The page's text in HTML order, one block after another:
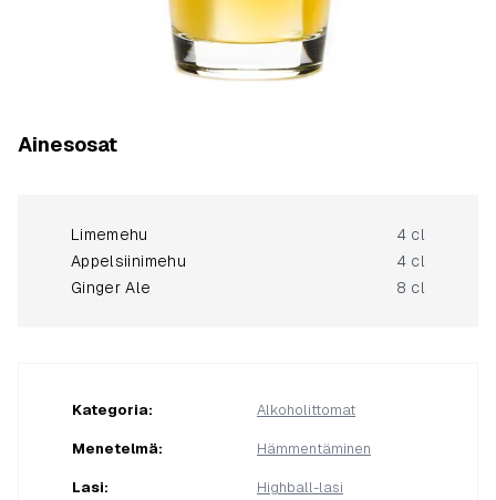
Ainesosat
Limemehu
4 cl
Appelsiinimehu
4 cl
Ginger Ale
8 cl
Kategoria: Alkoholittomat
Menetelmä: Hämmentäminen
Lasi: Highball-lasi